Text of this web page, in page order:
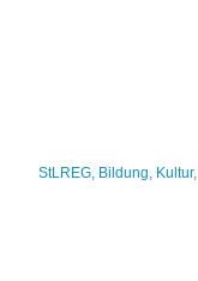
StLREG, Bildung, Kultur,